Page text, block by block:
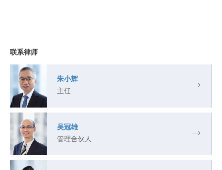
联系律师
朱小辉
主任
吴冠雄
管理合伙人